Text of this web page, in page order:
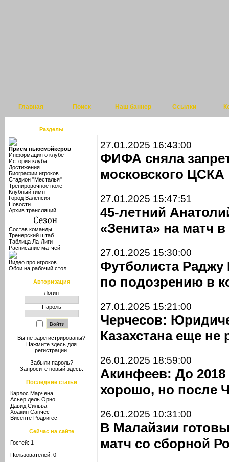
Главная Поиск Наш баннер Ссылки
Разделы
Прием ньюсмэйкеров
Информация о клубе
История клуба
Достижения
Биографии игроков
Стадион "Месталья"
Тренировочное поле
Клубный гимн
Город Валенсия
Новости
Архив трансляций
Состав команды
Тренерский штаб
Таблица Ла-Лиги
Расписание матчей
Видео про игроков
Обои на рабочий стол
Авторизация
Логин
Пароль
Вы не зарегистрированы?
Нажмите здесь для
регистрации.
Забыли пароль?
Запросите новый здесь.
Последние статьи
Карлос Марчена
Асьер дель Орно
Давид Сильва
Хоакин Санчес
Висенте Родригес
Сейчас на сайте
Гостей: 1
Пользователей: 0
27.01.2025 16:43:00
ФИФА сняла
московского ЦСКА
27.01.2025 15:47:51
45-летний
«Зенита» на матч в
27.01.2025 15:30:00
Футболиста Раджу
по подозрению в
27.01.2025 15:21:00
Черчесов:
Казахстана еще не
26.01.2025 18:59:00
Акинфеев: До 2018
хорошо, но после
26.01.2025 10:31:00
В Малайзии
матч со сборной